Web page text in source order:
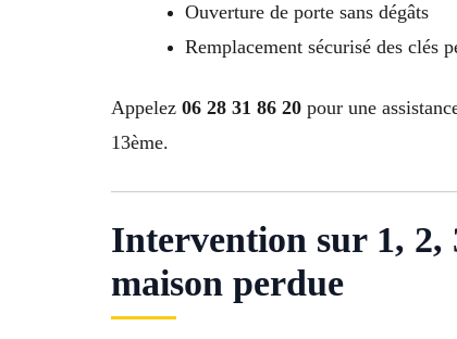
Ouverture de porte sans dégâts
Remplacement sécurisé des clés
Appelez 06 28 31 86 20 pour une
13ème.
Intervention sur 1, 2,
maison perdue